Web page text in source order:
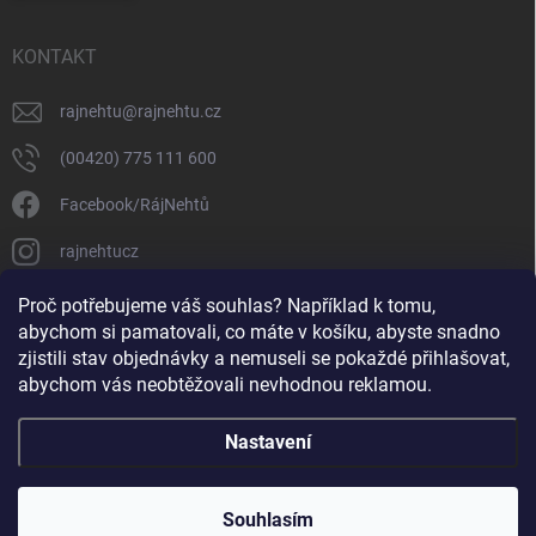
Proč potřebujeme váš souhlas? Například k tomu,
abychom si pamatovali, co máte v košíku, abyste snadno
zjistili stav objednávky a nemuseli se pokaždé přihlašovat,
abychom vás neobtěžovali nevhodnou reklamou.
Nastavení
Souhlasím
KONTAKT
rajnehtu@rajnehtu.cz
(00420) 775 111 600
Facebook/RájNehtů
rajnehtucz
https://www.youtube.com/@RajnehtuCzc
Ráj nehtů . Všechna práva vyhrazena.